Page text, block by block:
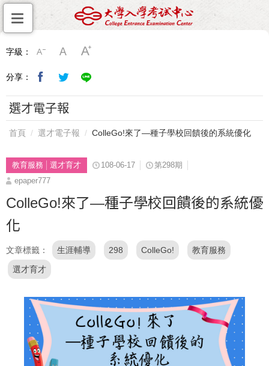
字級：
分享：
選才電子報
首頁 選才電子報 ColleGo!來了—種子學校回饋後的系統優化
教育服務 選才育才 108-06-17
第298期
epaper777
ColleGo!來了—種子學校回饋後的系統優
化
文章標籤 生涯輔導 298 ColleGo!
教育服務
選才育才